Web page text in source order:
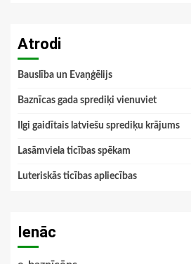
Atrodi
Bauslība un Evaņģēlijs
Baznīcas gada sprediķi vienuviet
Ilgi gaidītais latviešu sprediķu krājums
Lasāmviela ticības spēkam
Luteriskās ticības apliecības
Ienāc